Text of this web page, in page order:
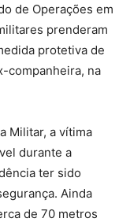
de Operações em
prenderam
protetiva de
companheira, na
Militar, a vítima
durante a
ter sido
Ainda
de 70 metros